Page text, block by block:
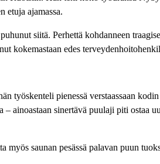
etuja ajamassa.
siitä. Perhettä kohdanneen
kokemastaan edes
työskenteli pienessä verstaassaan
ainoastaan sinertävä puulaji piti
saunan pesässä palavan puun